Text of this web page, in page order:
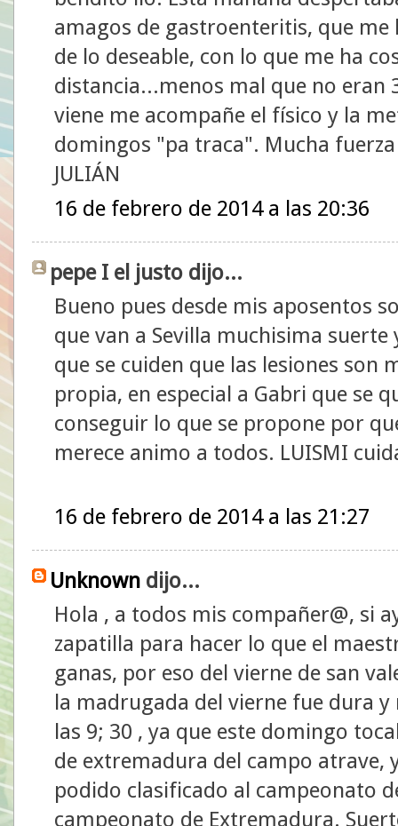
amagos de gastroenteritis, que
de lo deseable, con lo que me ha
distancia...menos mal que no eran
viene me acompañe el físico y la
domingos "pa traca". Mucha
JULIÁN
16 de febrero de 2014 a las 20:36
pepe I el justo dijo...
Bueno pues desde mis aposentos
que van a Sevilla muchisima
que se cuiden que las lesiones son
propia, en especial a Gabri que se
conseguir lo que se propone por
merece animo a todos. LUISMI
16 de febrero de 2014 a las 21:27
Unknown dijo...
Hola , a todos mis compañer@, si
zapatilla para hacer lo que el
ganas, por eso del vierne de san
la madrugada del vierne fue dura
las 9; 30 , ya que este domingo
de extremadura del campo atrave,
podido clasificado al campeonato
campeonato de Extremadura.